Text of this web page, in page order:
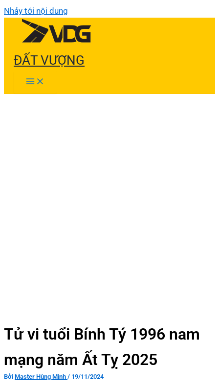
Nhảy tới nội dung
ĐẤT VƯỢNG
Tử vi tuổi Bính Tý 1996 nam
mạng năm Ất Tỵ 2025
Bởi Master Hùng Minh / 19/11/2024